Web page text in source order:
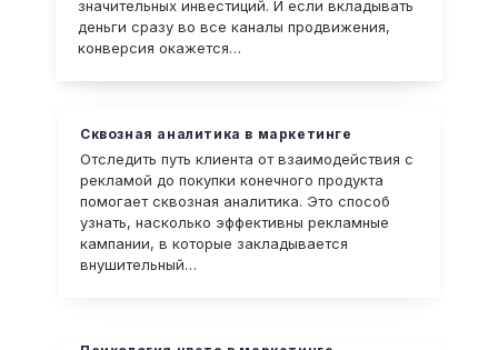
значительных инвестиций. И если вкладывать
деньги сразу во все каналы продвижения,
конверсия окажется…
Сквозная аналитика в маркетинге
Отследить путь клиента от взаимодействия с
рекламой до покупки конечного продукта
помогает сквозная аналитика. Это способ
узнать, насколько эффективны рекламные
кампании, в которые закладывается
внушительный…